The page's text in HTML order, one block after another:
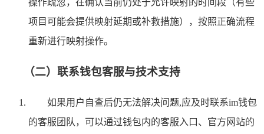
操作疏忽，在确认当前仍处于允许映射的时间段（有些
项目可能会提供映射延期或补救措施），按照正确流程
重新进行映射操作。
（二）联系钱包客服与技术支持
如果用户自查后仍无法解决问题,应及时联系im钱包
的客服团队，可以通过钱包内的客服入口、官方网站的